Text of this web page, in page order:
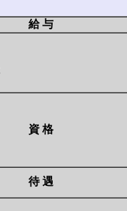
給 与
資 格
待 遇